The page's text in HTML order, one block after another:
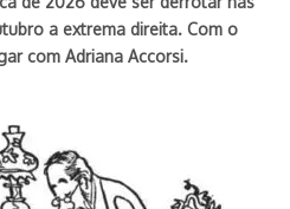
a extrema direita. Com o
com Adriana Accorsi.